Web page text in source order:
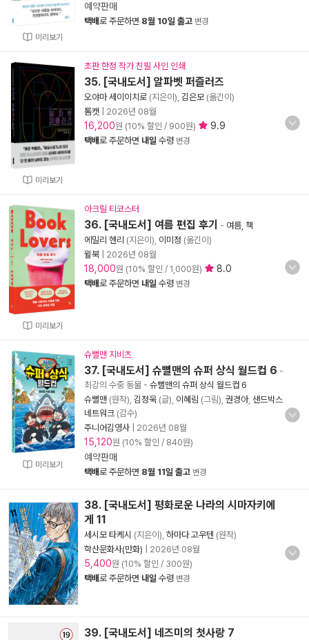
미리보기
예약판매
택배로 주문하면 8월 10일 출고 변경
미리보기
초판 한정 작가 친필 사인 인쇄
35. [국내도서] 알파벳 퍼즐러즈
오야마 세이이치로 (지은이), 김은모 (옮긴이)
톰캣
2026년 08월
16,200원 (10% 할인 / 900원) 9.9
택배로 주문하면 내일 수령 변경
미리보기
아크릴 티코스터
36. [국내도서] 여름 편집 후기 - 여름, 책
에밀리 헨리 (지은이), 이미정 (옮긴이)
윌북
2026년 08월
18,000원 (10% 할인 / 1,000원) 8.0
택배로 주문하면 내일 수령 변경
미리보기
슈뻘맨 지비츠
37. [국내도서] 슈뻘맨의 슈퍼 상식 월드컵 6 -
최강의 수중 동물 - 슈뻘맨의 슈퍼 상식 월드컵 6
슈뻘맨 (원작), 김정욱 (글), 이혜림 (그림), 권경아, 샌드박스
네트워크 (감수)
주니어김영사
2026년 08월
15,120원 (10% 할인 / 840원)
예약판매
택배로 주문하면 8월 11일 출고 변경
38. [국내도서] 평화로운 나라의 시마자키에
게 11
세시모 타케시 (지은이), 하마다 고우텐 (원작)
학산문화사(만화)
2026년 08월
5,400원 (10% 할인 / 300원)
택배로 주문하면 내일 수령 변경
39. [국내도서] 네즈미의 첫사랑 7